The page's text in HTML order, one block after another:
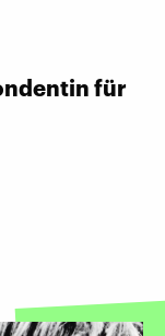
für